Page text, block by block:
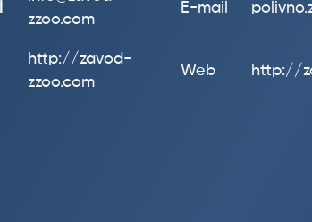
zzoo.com
E-mail
http://zavod-
zzoo.com
Web http://